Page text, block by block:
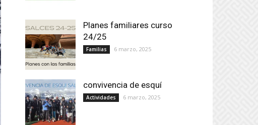
Planes familiares curso
24/25
Familias 6 marzo, 2025
convivencia de esquí
Actividades 6 marzo, 2025